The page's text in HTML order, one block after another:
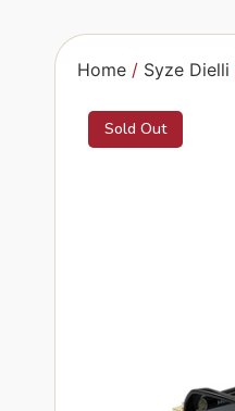
Home / Syze Dielli
Sold Out